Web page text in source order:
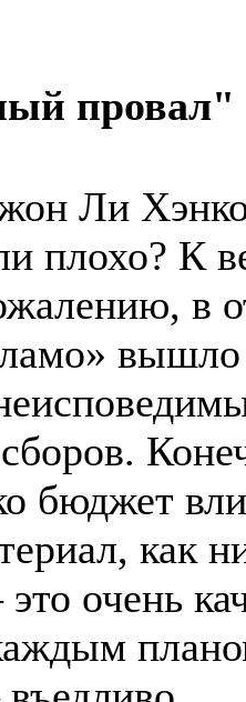
провал"
Ли
плохо? К
в
вышло
бюджет
как
очень